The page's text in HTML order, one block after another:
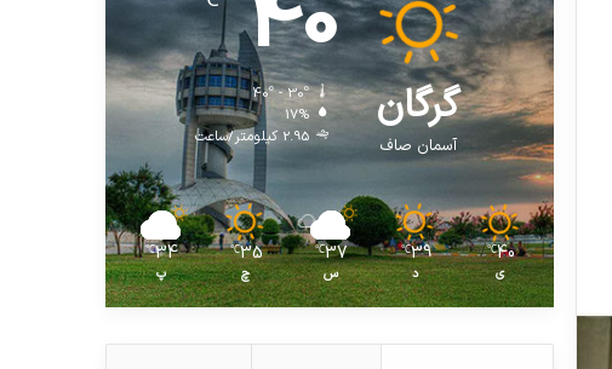
گرگان
آسمان صاف
40º - 30º
17%
2.95 کیلومتر/ساعت
40
℃
ی
39
℃
د
37
℃
س
35
℃
چ
34
℃
پ